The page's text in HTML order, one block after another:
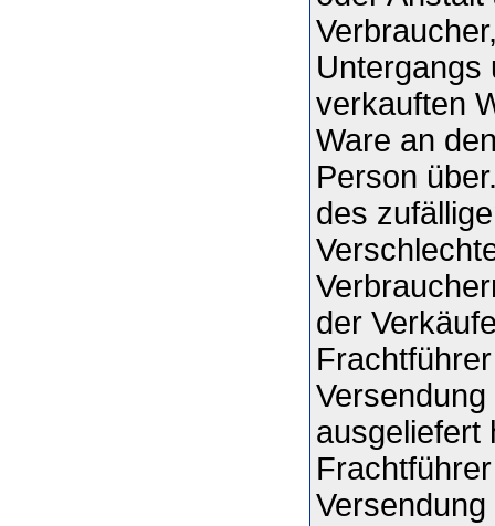
Untergangs
verkauften
Ware an
Person
des
der
ausgeliefert